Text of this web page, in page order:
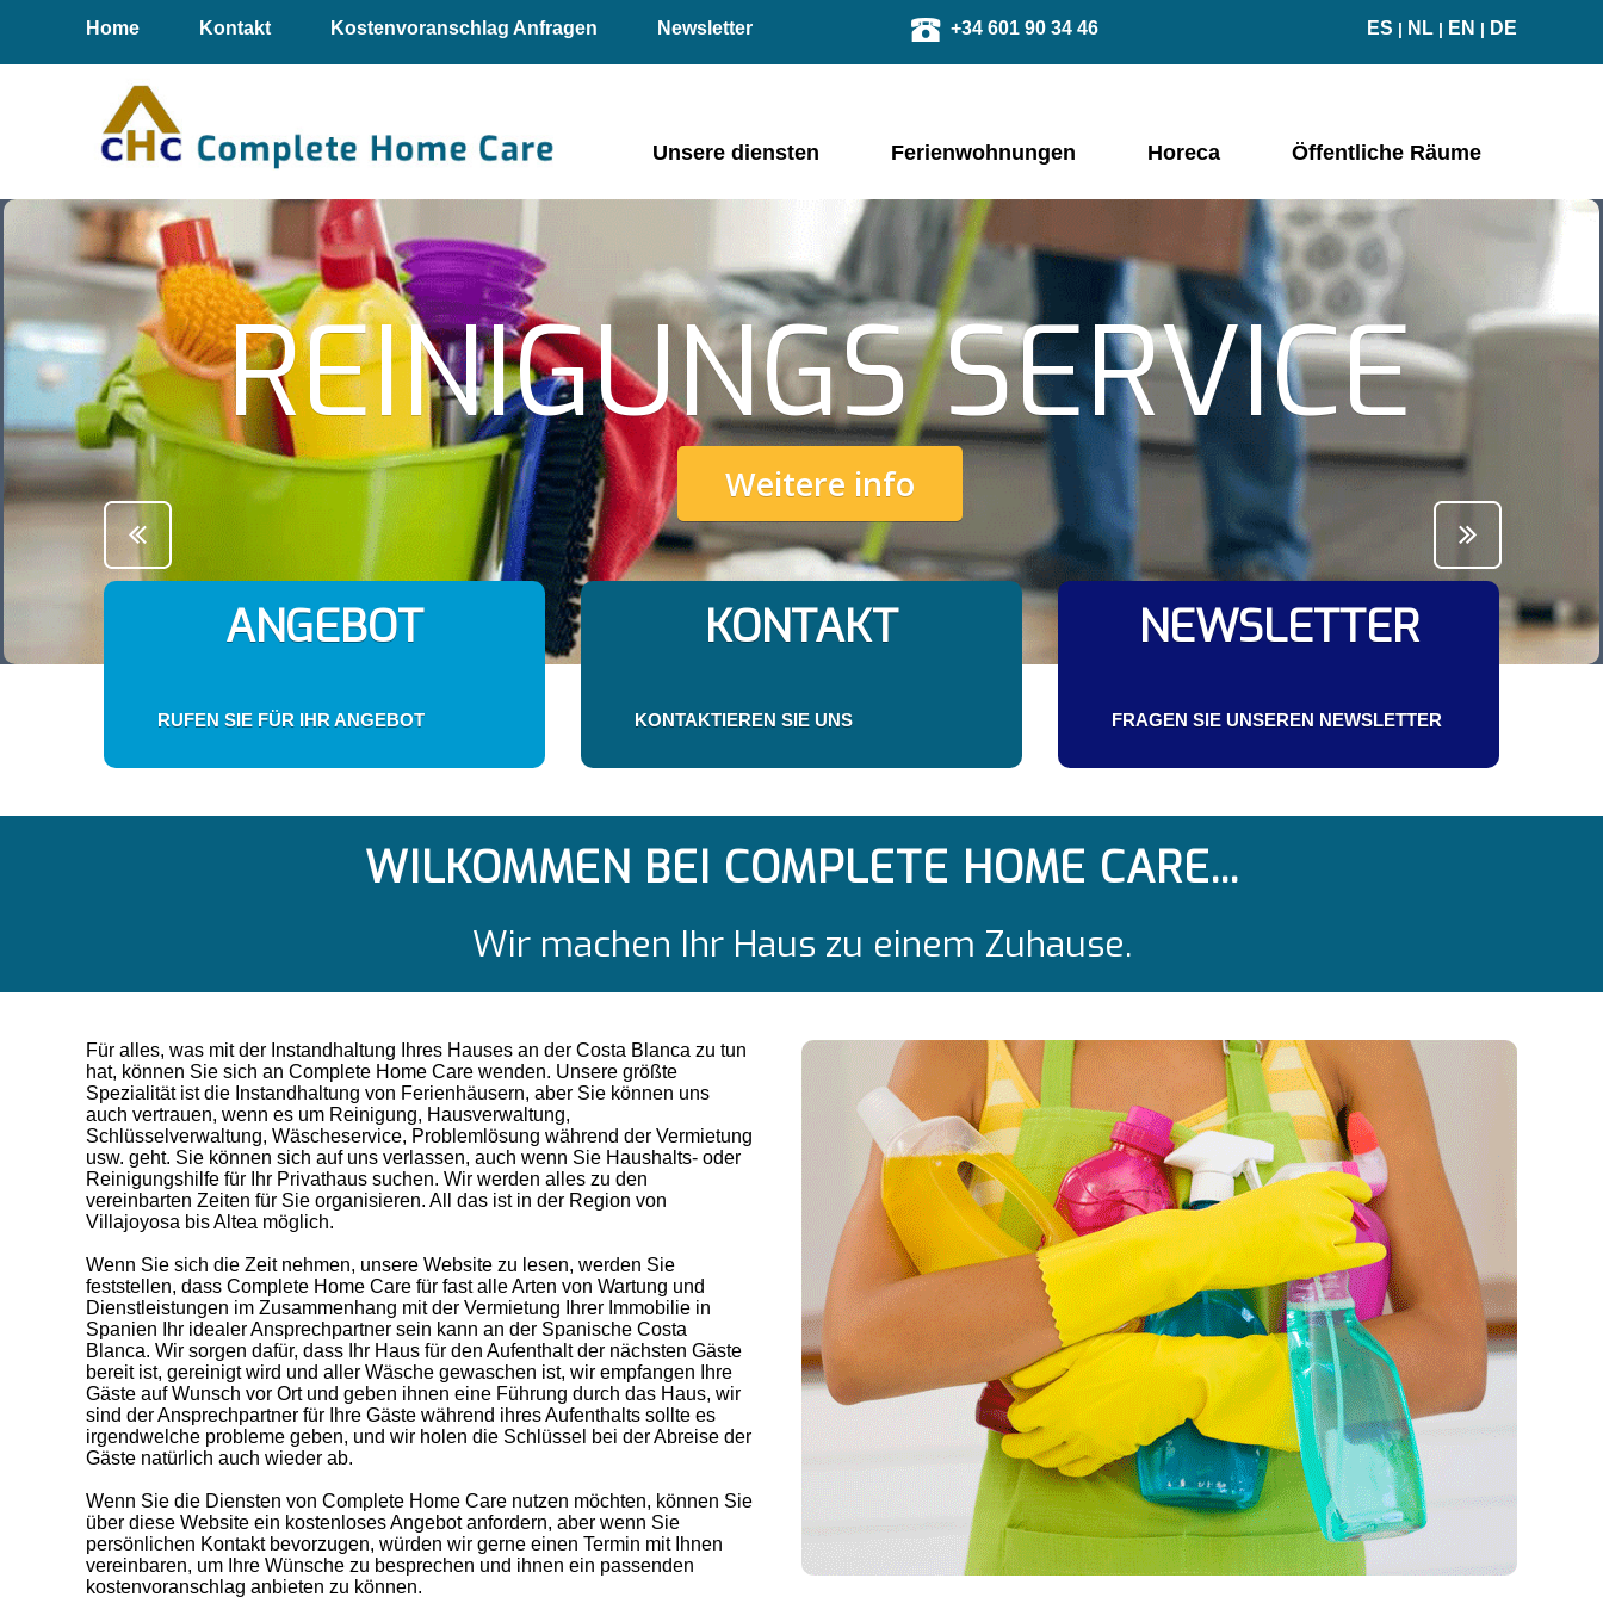
Home Kontakt Kostenvoranschlag Anfragen Newsletter +34 601 90 34 46 ES | NL | EN | DE
Unsere diensten Ferienwohnungen Horeca Öffentliche Räume
REINIGUNGS SERVICE
Weitere info
ANGEBOT
RUFEN SIE FÜR IHR ANGEBOT
KONTAKT
KONTAKTIEREN SIE UNS
NEWSLETTER
FRAGEN SIE UNSEREN NEWSLETTER
WILKOMMEN BEI COMPLETE HOME CARE...
Wir machen Ihr Haus zu einem Zuhause.
Für alles, was mit der Instandhaltung Ihres Hauses an der Costa Blanca zu tun
hat, können Sie sich an Complete Home Care wenden. Unsere größte
Spezialität ist die Instandhaltung von Ferienhäusern, aber Sie können uns
auch vertrauen, wenn es um Reinigung, Hausverwaltung,
Schlüsselverwaltung, Wäscheservice, Problemlösung während der Vermietung
usw. geht. Sie können sich auf uns verlassen, auch wenn Sie Haushalts- oder
Reinigungshilfe für Ihr Privathaus suchen. Wir werden alles zu den
vereinbarten Zeiten für Sie organisieren. All das ist in der Region von
Villajoyosa bis Altea möglich.
Wenn Sie sich die Zeit nehmen, unsere Website zu lesen, werden Sie
feststellen, dass Complete Home Care für fast alle Arten von Wartung und
Dienstleistungen im Zusammenhang mit der Vermietung Ihrer Immobilie in
Spanien Ihr idealer Ansprechpartner sein kann an der Spanische Costa
Blanca. Wir sorgen dafür, dass Ihr Haus für den Aufenthalt der nächsten Gäste
bereit ist, gereinigt wird und aller Wäsche gewaschen ist, wir empfangen Ihre
Gäste auf Wunsch vor Ort und geben ihnen eine Führung durch das Haus, wir
sind der Ansprechpartner für Ihre Gäste während ihres Aufenthalts sollte es
irgendwelche probleme geben, und wir holen die Schlüssel bei der Abreise der
Gäste natürlich auch wieder ab.
Wenn Sie die Diensten von Complete Home Care nutzen möchten, können Sie
über diese Website ein kostenloses Angebot anfordern, aber wenn Sie
persönlichen Kontakt bevorzugen, würden wir gerne einen Termin mit Ihnen
vereinbaren, um Ihre Wünsche zu besprechen und ihnen ein passenden
kostenvoranschlag anbieten zu können.